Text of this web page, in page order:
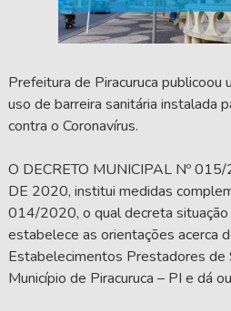
Prefeitura de Piracuruca publicoou
uso de barreira sanitária instalada
contra o Coronavírus.
O DECRETO MUNICIPAL Nº
DE 2020, institui medidas
014/2020, o qual decreta situação
estabelece as orientações acerca
Estabelecimentos Prestadores de
Município de Piracuruca – PI e dá